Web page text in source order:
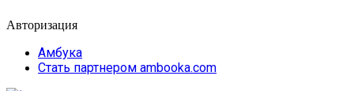
Авторизация
Амбука
Стать партнером ambooka.com